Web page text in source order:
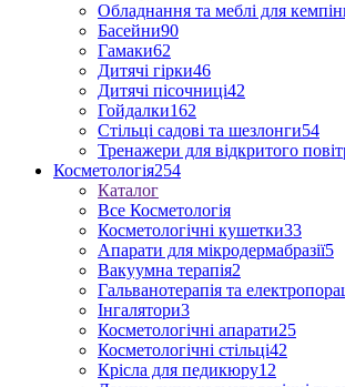
Обладнання та меблі для
Басейни90
Гамаки62
Дитячі гірки46
Дитячі пісочниці42
Гойдалки162
Стільці садові та шезлонги54
Тренажери для відкритого
Косметологія254
Каталог
Все Косметологія
Косметологічні кушетки33
Апарати для мікродермабразії5
Вакуумна терапія2
Гальванотерапія та
Інгалятори3
Косметологічні апарати25
Косметологічні стільці42
Крісла для педикюру12